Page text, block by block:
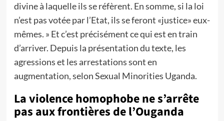
divine à laquelle ils se réfèrent. En somme, si la loi
n’est pas votée par l’Etat, ils se feront «justice» eux-
mêmes. » Et c’est précisément ce qui est en train
d’arriver. Depuis la présentation du texte, les
agressions et les arrestations sont en
augmentation, selon Sexual Minorities Uganda.
La violence homophobe ne s’arrête
pas aux frontières de l’Ouganda